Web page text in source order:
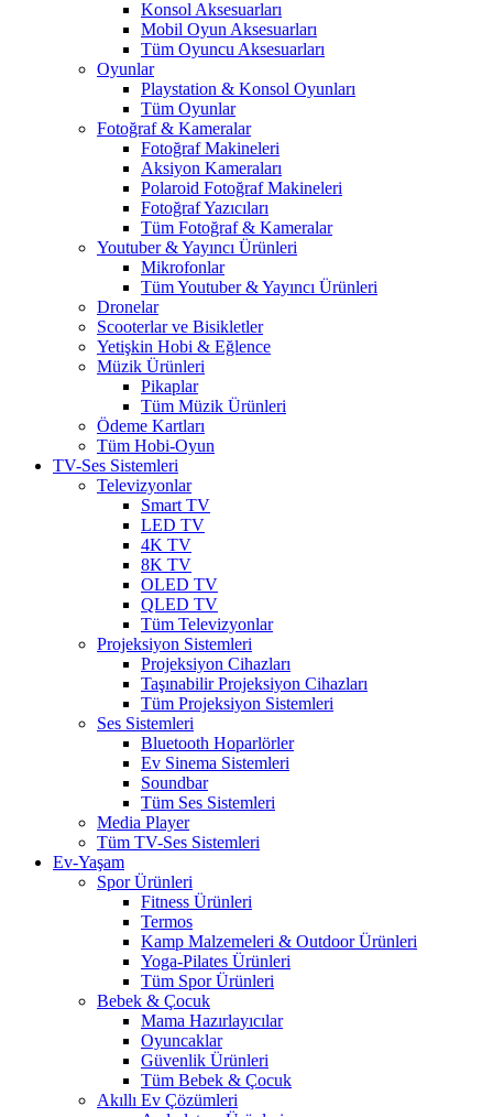
Konsol Aksesuarları
Mobil Oyun Aksesuarları
Tüm Oyuncu Aksesuarları
Oyunlar
Playstation & Konsol Oyunları
Tüm Oyunlar
Fotoğraf & Kameralar
Fotoğraf Makineleri
Aksiyon Kameraları
Polaroid Fotoğraf Makineleri
Fotoğraf Yazıcıları
Tüm Fotoğraf & Kameralar
Youtuber & Yayıncı Ürünleri
Mikrofonlar
Tüm Youtuber & Yayıncı Ürünleri
Dronelar
Scooterlar ve Bisikletler
Yetişkin Hobi & Eğlence
Müzik Ürünleri
Pikaplar
Tüm Müzik Ürünleri
Ödeme Kartları
Tüm Hobi-Oyun
TV-Ses Sistemleri
Televizyonlar
Smart TV
LED TV
4K TV
8K TV
OLED TV
QLED TV
Tüm Televizyonlar
Projeksiyon Sistemleri
Projeksiyon Cihazları
Taşınabilir Projeksiyon Cihazları
Tüm Projeksiyon Sistemleri
Ses Sistemleri
Bluetooth Hoparlörler
Ev Sinema Sistemleri
Soundbar
Tüm Ses Sistemleri
Media Player
Tüm TV-Ses Sistemleri
Ev-Yaşam
Spor Ürünleri
Fitness Ürünleri
Termos
Kamp Malzemeleri & Outdoor Ürünleri
Yoga-Pilates Ürünleri
Tüm Spor Ürünleri
Bebek & Çocuk
Mama Hazırlayıcılar
Oyuncaklar
Güvenlik Ürünleri
Tüm Bebek & Çocuk
Akıllı Ev Çözümleri